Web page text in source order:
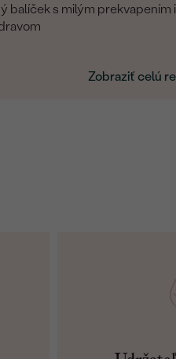
balíček s milým prekvapením
Zobraziť celú